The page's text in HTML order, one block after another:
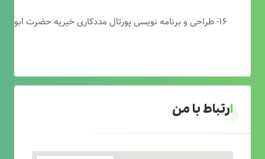
۱۶- طراحی و برنامه نویسی پورتال مددکاری خیریه حضرت ابوالفضل (ع)
ارتباط با من